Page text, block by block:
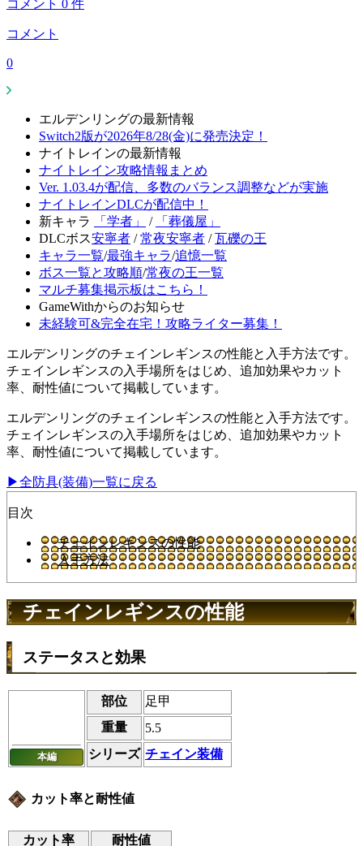
コメント 0 件
コメント
0
エルデンリングの最新情報
Switch2版が2026年8/28(金)に発売決定！
ナイトレインの最新情報
ナイトレイン攻略情報まとめ
Ver. 1.03.4が配信、多数のバランス調整などが実施
ナイトレインDLCが配信中！
新キャラ
「学者」 /
「葬儀屋」
DLCボス安寧者 /常夜安寧者 /瓦礫の王
キャラ一覧/最強キャラ/追憶一覧
ボス一覧と攻略順/常夜の王一覧
マルチ募集掲示板はこちら！
GameWithからのお知らせ
未経験可&完全在宅！攻略ライター募集！
エルデンリングのチェインレギンスの性能と入手方法です。
チェインレギンスの入手場所をはじめ、追加効果やカット
率、耐性値について掲載しています。
エルデンリングのチェインレギンスの性能と入手方法です。
チェインレギンスの入手場所をはじめ、追加効果やカット
率、耐性値について掲載しています。
▶全防具(装備)一覧に戻る
目次
チェインレギンスの性能
入手方法
チェインレギンスの性能
ステータスと効果
本編
部位
足甲
重量
5.5
シリーズ チェイン装備
カット率と耐性値
カット率 耐性値